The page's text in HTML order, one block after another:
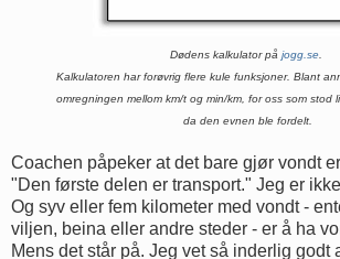
Dødens kalkulator på jogg.se.
Kalkulatoren har forøvrig flere kule funksjoner. Blant
omregningen mellom km/t og min/km, for oss som stod
da den evnen ble fordelt.
Coachen påpeker at det bare gjør vondt
"Den første delen er transport." Jeg er
Og syv eller fem kilometer med vondt -
viljen, beina eller andre steder - er å ha
Mens det står på. Jeg vet så inderlig godt